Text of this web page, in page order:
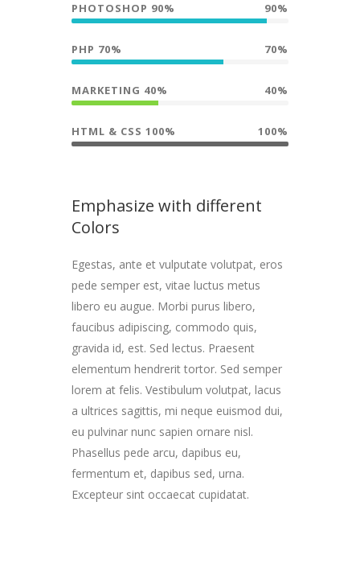
PHOTOSHOP 90% 90%
PHP 70% 70%
MARKETING 40% 40%
HTML & CSS 100% 100%
Emphasize with different
Colors
Egestas, ante et vulputate volutpat, eros
pede semper est, vitae luctus metus
libero eu augue. Morbi purus libero,
faucibus adipiscing, commodo quis,
gravida id, est. Sed lectus. Praesent
elementum hendrerit tortor. Sed semper
lorem at felis. Vestibulum volutpat, lacus
a ultrices sagittis, mi neque euismod dui,
eu pulvinar nunc sapien ornare nisl.
Phasellus pede arcu, dapibus eu,
fermentum et, dapibus sed, urna.
Excepteur sint occaecat cupidatat.